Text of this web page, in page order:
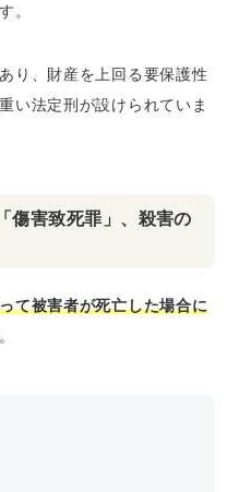
。
り、財産を上回る要保護性
い法定刑が設けられていま
傷害致死罪」、殺害の
て被害者が死亡した場合に